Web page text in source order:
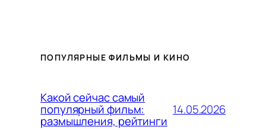
ПОПУЛЯРНЫЕ ФИЛЬМЫ И КИНО
Какой сейчас самый
популярный фильм:
размышления, рейтинги
14.05.2026